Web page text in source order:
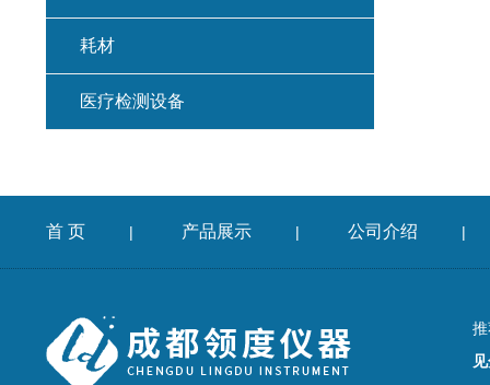
耗材
医疗检测设备
首 页 | 产品展示 | 公司介绍 |